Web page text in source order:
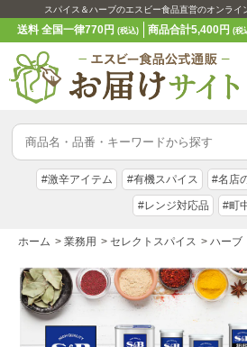
スパイス＆ハーブのエスビー食品直営のオンライ
送料 全国一律770円(税込) 商品合計5,400円 (税
#激辛アイテム #有機スパイス #名店
#レンジ対応品 #町
ホーム > 業務用 > セレクトスパイス > ハーブ